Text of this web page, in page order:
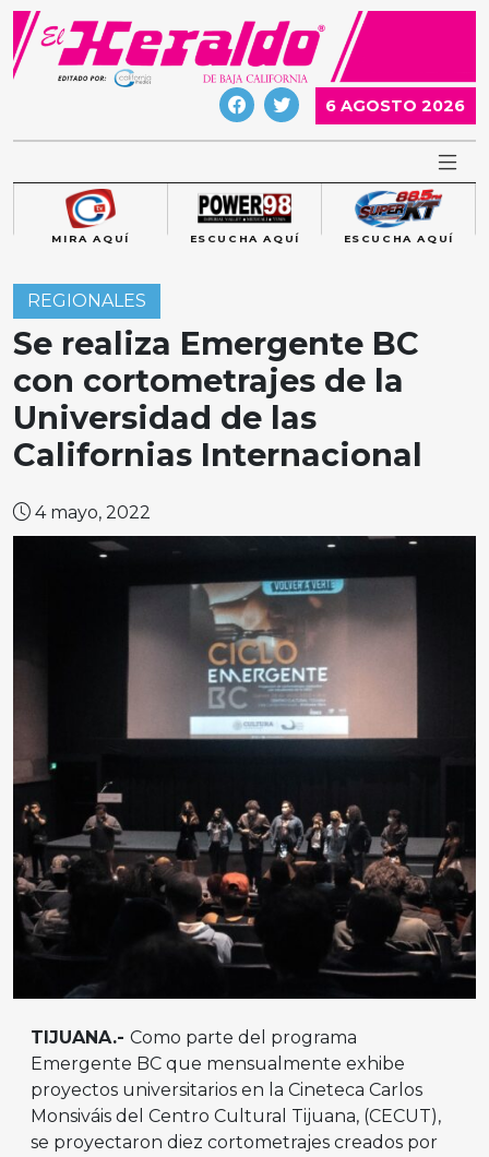
Skip
content
6 AGOSTO 2026
MIRA AQUÍ ESCUCHA AQUÍ ESCUCHA AQUÍ
REGIONALES
Se realiza Emergente BC
con cortometrajes de la
Universidad de las
Californias Internacional
4 mayo, 2022
TIJUANA.- Como parte del programa
Emergente BC que mensualmente exhibe
proyectos universitarios en la Cineteca Carlos
Monsiváis del Centro Cultural Tijuana, (CECUT),
se proyectaron diez cortometrajes creados por